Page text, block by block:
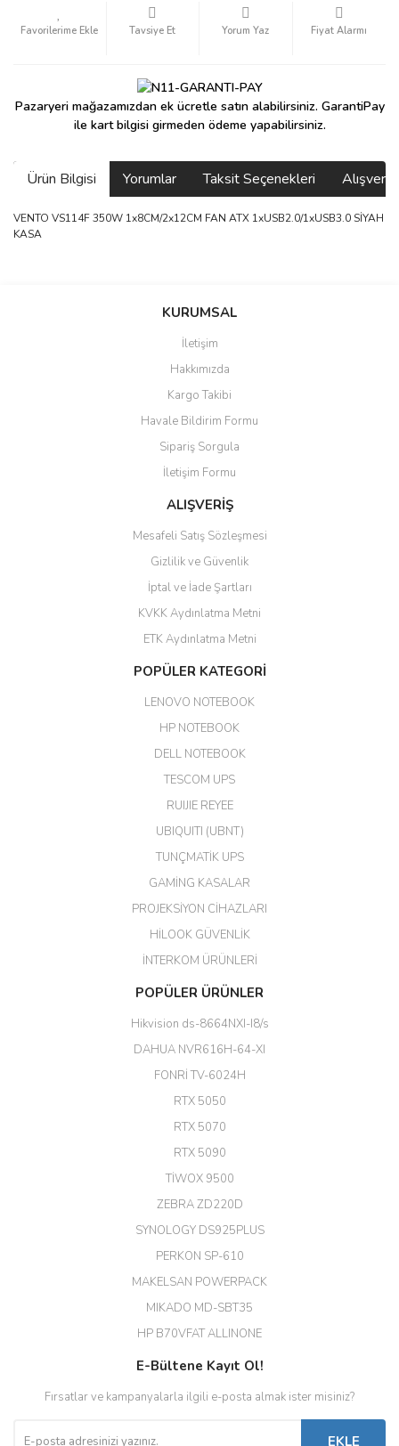
Tavsiye Et Yorum Yaz Fiyat Alarmı
Pazaryeri mağazamızdan ek ücretle satın alabilirsiniz. GarantiPay
ile kart bilgisi girmeden ödeme yapabilirsiniz.
Ürün Bilgisi Yorumlar Taksit Seçenekleri
VENTO VS114F 350W 1x8CM/2x12CM FAN ATX 1xUSB2.0/1xUSB3.0 SİYAH
KASA
Bu ürüne ilk yorumu siz yapın!
güzel paketlenmiş ama yanında
ile 24 izlenmektedir diye küçük
bir tabela olsa daha hoş
hızlı güvenli bir alışveriş oldu
Yalçın Kaya | 20/06/2026
ahmet yiğit | 29/04/2026
Aldığım ürün kapalı kutu teslim
edildi. Teşekkür ederim.
GÜRKAN KETHÜDAOĞLU |
Her şey için teşekkür ederim çok
Erdal Cingöz | 07/02/2026
Başarılı. Bu vasıfta bir ürünü bu
kadar uygun fiyata bulabilmek
büyük şans. Güvenliticaret
(HIKVISION DS-3E0326P-E/M(B)
EROL ÇAKMAK | 26/12/2025
Diğer yorumları göster
KURUMSAL
İletişim
Hakkımızda
Kargo Takibi
Havale Bildirim Formu
Sipariş Sorgula
İletişim Formu
ALIŞVERİŞ
Mesafeli Satış Sözleşmesi
Gizlilik ve Güvenlik
İptal ve İade Şartları
KVKK Aydınlatma Metni
ETK Aydınlatma Metni
POPÜLER KATEGORİ
LENOVO NOTEBOOK
HP NOTEBOOK
DELL NOTEBOOK
TESCOM UPS
RUIJIE REYEE
UBIQUITI (UBNT)
TUNÇMATİK UPS
GAMİNG KASALAR
PROJEKSİYON CİHAZLARI
HİLOOK GÜVENLİK
İNTERKOM ÜRÜNLERİ
POPÜLER ÜRÜNLER
Hikvision ds-8664NXI-I8/s
DAHUA NVR616H-64-XI
FONRİ TV-6024H
RTX 5050
RTX 5070
RTX 5090
TİWOX 9500
ZEBRA ZD220D
SYNOLOGY DS925PLUS
PERKON SP-610
MAKELSAN POWERPACK
MIKADO MD-SBT35
HP B70VFAT ALLINONE
E-Bültene Kayıt Ol!
Fırsatlar ve kampanyalarla ilgili e-posta almak ister misiniz?
EKLE